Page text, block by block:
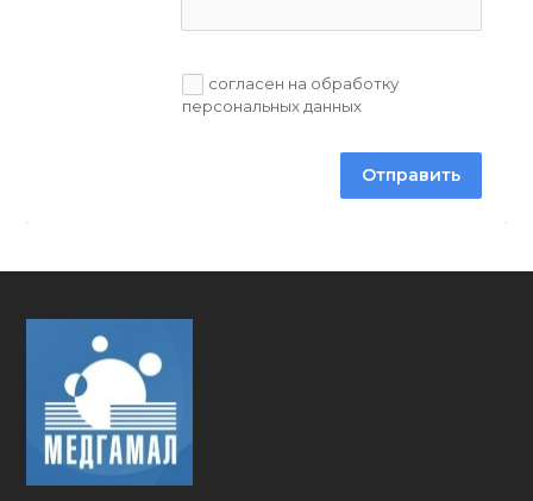
согласен на обработку
персональных данных
Отправить